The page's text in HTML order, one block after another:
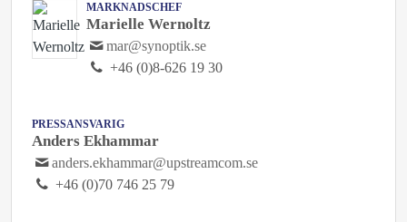
MARKNADSCHEF
Marielle Wernoltz
mar@synoptik.se
+46 (0)8-626 19 30
PRESSANSVARIG
Anders Ekhammar
anders.ekhammar@upstreamcom.se
+46 (0)70 746 25 79